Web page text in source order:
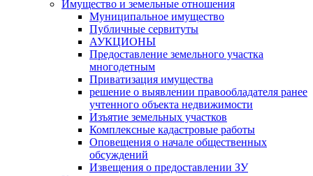
Имущество и земельные отношения
Муниципальное имущество
Публичные сервитуты
АУКЦИОНЫ
Предоставление земельного участка
многодетным
Приватизация имущества
решение о выявлении правообладателя ранее
учтенного объекта недвижимости
Изъятие земельных участков
Комплексные кадастровые работы
Оповещения о начале общественных
обсуждений
Извещения о предоставлении ЗУ